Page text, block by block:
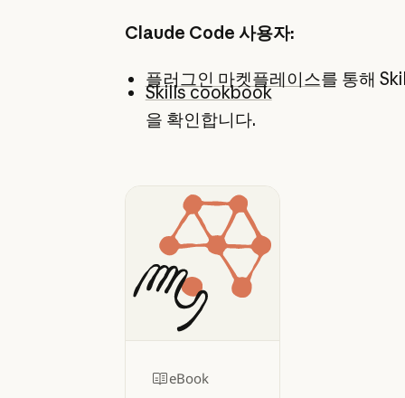
Claude Code 사용자:
플러그인 마켓플레이스를 통해
Skills cookbook
을 확인합니다.
eBook